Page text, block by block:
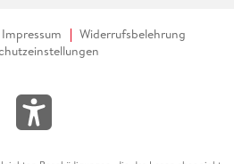
Impressum
Widerrufsbelehrung